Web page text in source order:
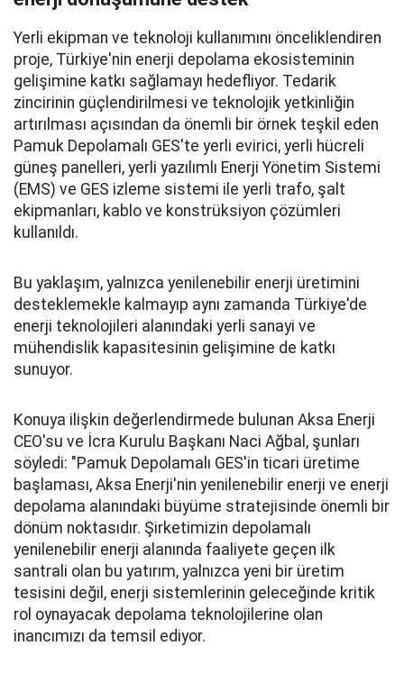
Yerli ekipman ve teknoloji kullanımını önceliklendiren
proje, Türkiye'nin enerji depolama ekosisteminin
gelişimine katkı sağlamayı hedefliyor. Tedarik
zincirinin güçlendirilmesi ve teknolojik yetkinliğin
artırılması açısından da önemli bir örnek teşkil eden
Pamuk Depolamalı GES'te yerli evirici, yerli hücreli
güneş panelleri, yerli yazılımlı Enerji Yönetim Sistemi
(EMS) ve GES izleme sistemi ile yerli trafo, şalt
ekipmanları, kablo ve konstrüksiyon çözümleri
kullanıldı.
Bu yaklaşım, yalnızca yenilenebilir enerji üretimini
desteklemekle kalmayıp aynı zamanda Türkiye'de
enerji teknolojileri alanındaki yerli sanayi ve
mühendislik kapasitesinin gelişimine de katkı
sunuyor.
Konuya ilişkin değerlendirmede bulunan Aksa Enerji
CEO'su ve İcra Kurulu Başkanı Naci Ağbal, şunları
söyledi: "Pamuk Depolamalı GES'in ticari üretime
başlaması, Aksa Enerji'nin yenilenebilir enerji ve enerji
depolama alanındaki büyüme stratejisinde önemli bir
dönüm noktasıdır. Şirketimizin depolamalı
yenilenebilir enerji alanında faaliyete geçen ilk
santrali olan bu yatırım, yalnızca yeni bir üretim
tesisini değil, enerji sistemlerinin geleceğinde kritik
rol oynayacak depolama teknolojilerine olan
inancımızı da temsil ediyor.